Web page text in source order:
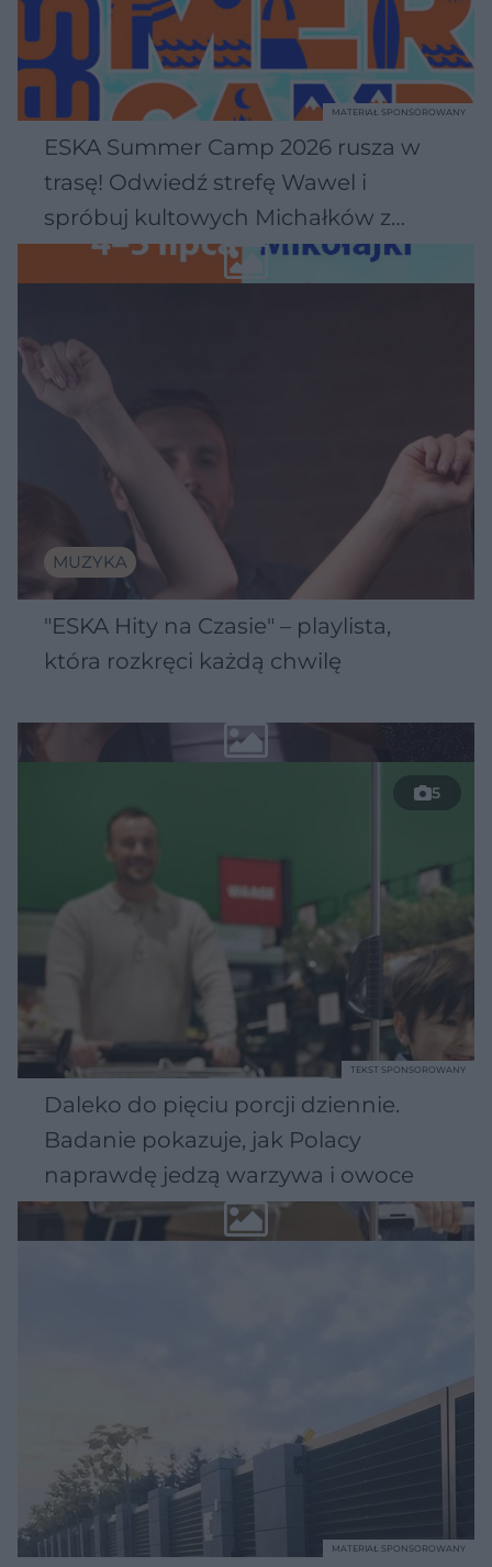
ESKA Summer Camp 2026 rusza w
trasę! Odwiedź strefę Wawel i
spróbuj kultowych Michałków z
Wawelu
MATERIAŁ SPONSOROWANY
MUZYKA
"ESKA Hity na Czasie" – playlista,
która rozkręci każdą chwilę
5
Daleko do pięciu porcji dziennie.
Badanie pokazuje, jak Polacy
naprawdę jedzą warzywa i owoce
TEKST SPONSOROWANY
MATERIAŁ SPONSOROWANY